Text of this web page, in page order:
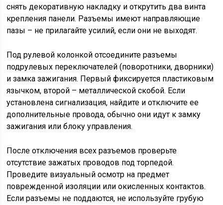
снять декоративную накладку и открутить два винта
крепления панели. Разъемы имеют направляющие
пазы – не прилагайте усилий, если они не выходят.
Под рулевой колонкой отсоедините разъемы
подрулевых переключателей (поворотники, дворники)
и замка зажигания. Первый фиксируется пластиковым
язычком, второй – металлической скобой. Если
установлена сигнализация, найдите и отключите ее
дополнительные провода, обычно они идут к замку
зажигания или блоку управления.
После отключения всех разъемов проверьте
отсутствие зажатых проводов под торпедой.
Проведите визуальный осмотр на предмет
поврежденной изоляции или окисленных контактов.
Если разъемы не поддаются, не используйте грубую